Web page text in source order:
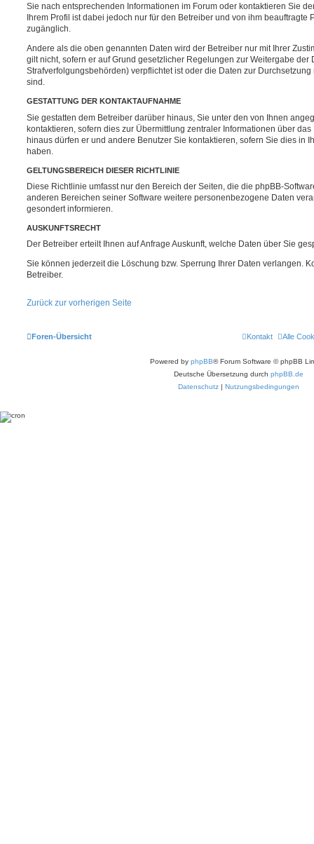
Sie nach entsprechenden Informationen im Forum oder kontaktieren Sie
Ihrem Profil ist dabei jedoch nur für den Betreiber und von ihm beauftragte
zugänglich.
Andere als die oben genannten Daten wird der Betreiber nur mit Ihrer
gilt nicht, sofern er auf Grund gesetzlicher Regelungen zur Weitergabe der
Strafverfolgungsbehörden) verpflichtet ist oder die Daten zur
sind.
GESTATTUNG DER KONTAKTAUFNAHME
Sie gestatten dem Betreiber darüber hinaus, Sie unter den von Ihnen
kontaktieren, sofern dies zur Übermittlung zentraler Informationen über
hinaus dürfen er und andere Benutzer Sie kontaktieren, sofern Sie dies in
haben.
GELTUNGSBEREICH DIESER RICHTLINIE
Diese Richtlinie umfasst nur den Bereich der Seiten, die die phpBB-
anderen Bereichen seiner Software weitere personenbezogene Daten
gesondert informieren.
AUSKUNFTSRECHT
Der Betreiber erteilt Ihnen auf Anfrage Auskunft, welche Daten über Sie
Sie können jederzeit die Löschung bzw. Sperrung Ihrer Daten verlangen.
Betreiber.
Zurück zur vorherigen Seite
Foren-Übersicht Alle
Kontakt
Powered by phpBB® Forum Software © phpBB
Deutsche Übersetzung durch phpBB.de
Datenschutz | Nutzungsbedingungen